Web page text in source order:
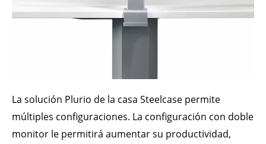
La solución Plurio de la casa Steelcase permite
múltiples configuraciones. La configuración con doble
monitor le permitirá aumentar su productividad,